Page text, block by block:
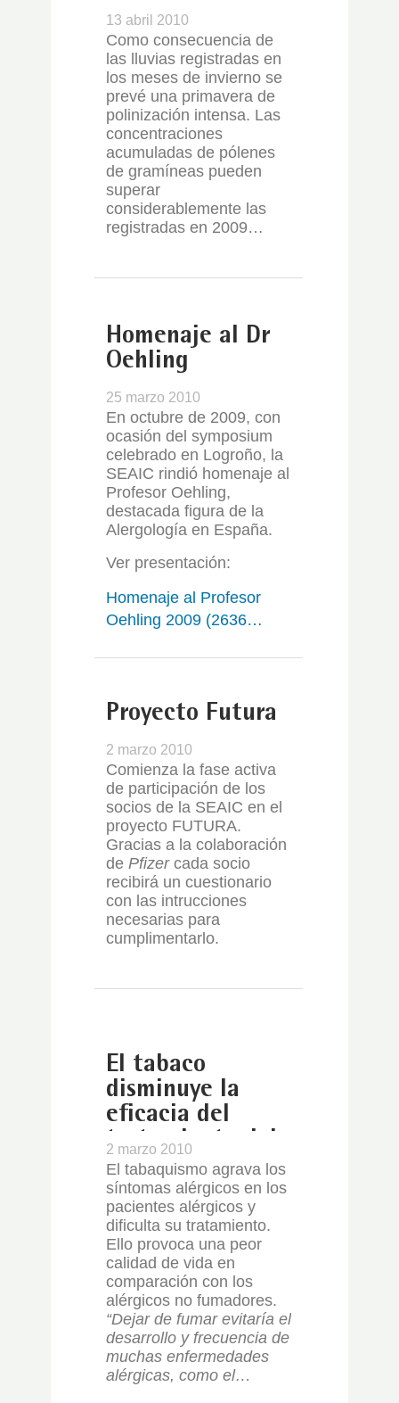
13 abril 2010
Como consecuencia de
las lluvias registradas en
los meses de invierno se
prevé una primavera de
polinización intensa. Las
concentraciones
acumuladas de pólenes
de gramíneas pueden
superar
considerablemente las
registradas en 2009…
Homenaje al Dr
Oehling
25 marzo 2010
En octubre de 2009, con
ocasión del symposium
celebrado en Logroño, la
SEAIC rindió homenaje al
Profesor Oehling,
destacada figura de la
Alergología en España.
Ver presentación:
Homenaje al Profesor
Oehling 2009 (2636…
Proyecto Futura
2 marzo 2010
Comienza la fase activa
de participación de los
socios de la SEAIC en el
proyecto FUTURA.
Gracias a la colaboración
de Pfizer cada socio
recibirá un cuestionario
con las intrucciones
necesarias para
cumplimentarlo.
El tabaco
disminuye la
eficacia del
tratamiento del
asma
2 marzo 2010
El tabaquismo agrava los
síntomas alérgicos en los
pacientes alérgicos y
dificulta su tratamiento.
Ello provoca una peor
calidad de vida en
comparación con los
alérgicos no fumadores.
“Dejar de fumar evitaría el
desarrollo y frecuencia de
muchas enfermedades
alérgicas, como el…